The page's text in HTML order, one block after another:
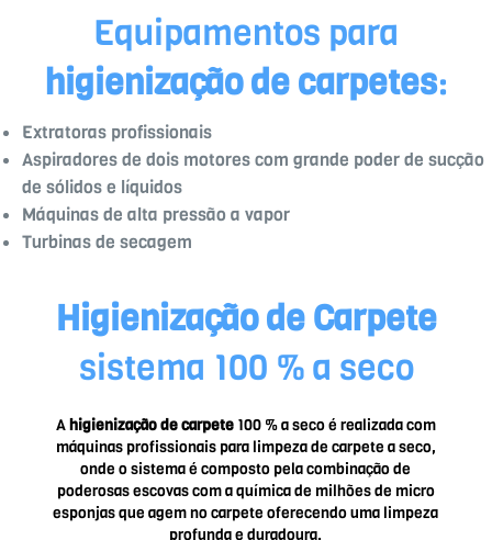
Equipamentos para
higienização de carpetes:
Extratoras profissionais
Aspiradores de dois motores com grande poder de sucção
de sólidos e líquidos
Máquinas de alta pressão a vapor
Turbinas de secagem
Higienização de Carpete
sistema 100 % a seco
Ahigienização de carpete100 % a seco é realizada com
máquinas profissionais para limpeza de carpete a seco,
onde o sistema é composto pela combinação de
poderosas escovas com a química de milhões de micro
esponjas que agem no carpete oferecendo uma limpeza
profunda e duradoura.